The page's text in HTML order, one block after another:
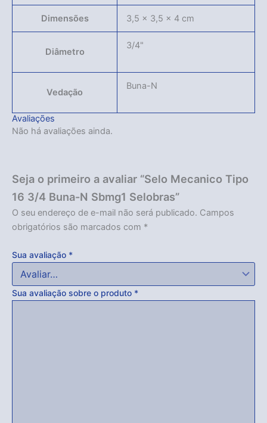
Acabou
Dimensões 3,5 × 3,5 × 4 cm
Diâmetro
3/4"
Vedação
Buna-N
Avaliações
Não há avaliações ainda.
Seja o primeiro a avaliar “Selo Mecanico Tipo
16 3/4 Buna-N Sbmg1 Selobras”
O seu endereço de e-mail não será publicado. Campos
obrigatórios são marcados com *
Sua avaliação *
Sua avaliação sobre o produto *